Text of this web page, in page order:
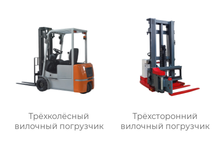
Трёхколёсный
вилочный погрузчик
Трёхсторонний
вилочный погрузчик